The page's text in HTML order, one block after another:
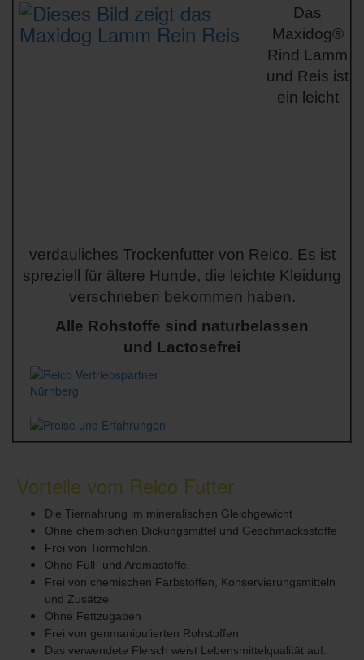
Das
Maxidog®
Rind Lamm
und Reis ist
ein leicht
verdauliches Trockenfutter von Reico. Es ist
spreziell für ältere Hunde, die leichte Kleidung
verschrieben bekommen haben.
Alle Rohstoffe sind naturbelassen
und Lactosefrei
Vorteile vom Reico Futter
Die Tiernahrung im mineralischen Gleichgewicht
Ohne chemischen Dickungsmittel und Geschmacksstoffe
Frei von Tiermehlen.
Ohne Füll- und Aromastoffe.
Frei von chemischen Farbstoffen, Konservierungsmitteln
und Zusätze
Ohne Fettzugaben
Frei von genmanipulierten Rohstoffen
Das verwendete Fleisch weist Lebensmittelqualität auf.